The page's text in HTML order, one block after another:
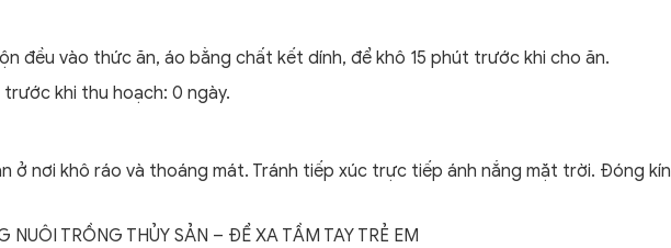
đều vào thức ăn, áo bằng chất kết dính, để khô 15 phút trước khi cho ăn.
khi thu hoạch: 0 ngày.
ở nơi khô ráo và thoáng mát. Tránh tiếp xúc trực tiếp ánh nắng mặt trời. Đóng kín
NUÔI TRỒNG THỦY SẢN – ĐỂ XA TẦM TAY TRẺ EM